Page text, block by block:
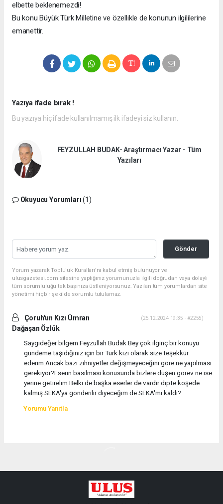
elbette beklenemezdi!
Bu konu Büyük Türk Milletine ve özellikle de konunun ilgililerine
emanettir.
Yazıya ifade bırak !
Bu yazıya hiç ifade kullanılmamış ilk ifadeyi siz kullanın.
FEYZULLAH BUDAK- Araştırmacı Yazar - Tüm
Yazıları
Okuyucu Yorumları(1)
Gönder
Yorum yazarak Topluluk Kuralları’nı kabul etmiş bulunuyor ve
ulusgazetesi.com sitesine yaptığınız yorumunuzla ilgili doğrudan veya dolaylı
tüm sorumluluğu tek başınıza üstleniyorsunuz. Yazılan tüm yorumlardan site
yönetimi hiçbir şekilde sorumlu tutulamaz.
Çoruh'un Kızı Ümran
Dağaşan Özlük
(25.12.2024 19:35 - #2255)
Saygıdeğer bilgem Feyzullah Budak Bey çok ilginç bir konuyu
gündeme taşıdığınız için bir Türk kızı olarak size teşekkür
ederim.Ancak bazı zihniyetler değişmeyeceğini göre ne yapılması
gerekiyor?Eserin basılması konusunda bizlere düşen görev ne ise
yerine getirelim.Belki de başka eserler de vardır dipte köşede
kalmış.SEKA'ya gönderilir diyeceğim de SEKA'mi kaldı?
Yorumu Yanıtla